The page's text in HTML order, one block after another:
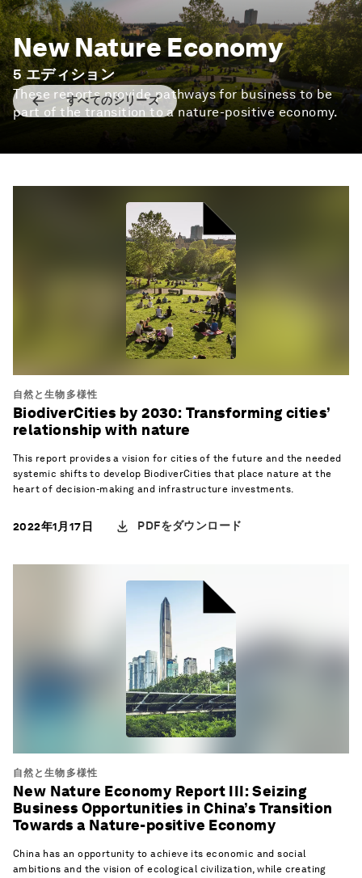
すべてのシリーズ
New Nature Economy
5 エディション
These reports provide pathways for business to be
part of the transition to a nature-positive economy.
自然と生物多様性
BiodiverCities by 2030: Transforming cities’
relationship with nature
This report provides a vision for cities of the future and the needed
systemic shifts to develop BiodiverCities that place nature at the
heart of decision-making and infrastructure investments.
2022年1月17日 PDFをダウンロード
自然と生物多様性
New Nature Economy Report III: Seizing
Business Opportunities in China’s Transition
Towards a Nature-positive Economy
China has an opportunity to achieve its economic and social
ambitions and the vision of ecological civilization, while creating